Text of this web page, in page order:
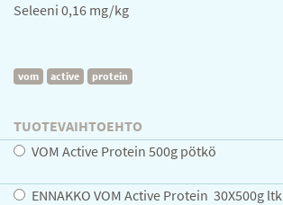
Seleeni 0,16 mg/kg
vom active protein
TUOTEVAIHTOEHTO
VOM Active Protein 500g pötkö
ENNAKKO VOM Active Protein 30X500g ltk